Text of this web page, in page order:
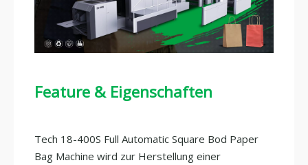
Feature & Eigenschaften
Tech 18-400S Full Automatic Square Bod Paper
Bag Machine wird zur Herstellung einer